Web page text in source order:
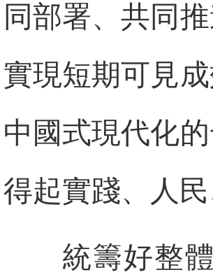
同部署、共同
實現短期可見
中國式現代化
得起實踐、人
統籌好整